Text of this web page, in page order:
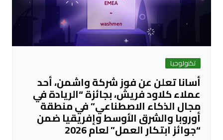
تكنولوجيا
أسانا تعلن عن فوز شركة واشمن، أحد
عملاء كلاود فريش، بجائزة “الريادة في
مجال الذكاء الاصطناعي” في منطقة
أوروبا والشرق الأوسط وإفريقيا ضمن
“جوائز ابتكار العمل” لعام 2026